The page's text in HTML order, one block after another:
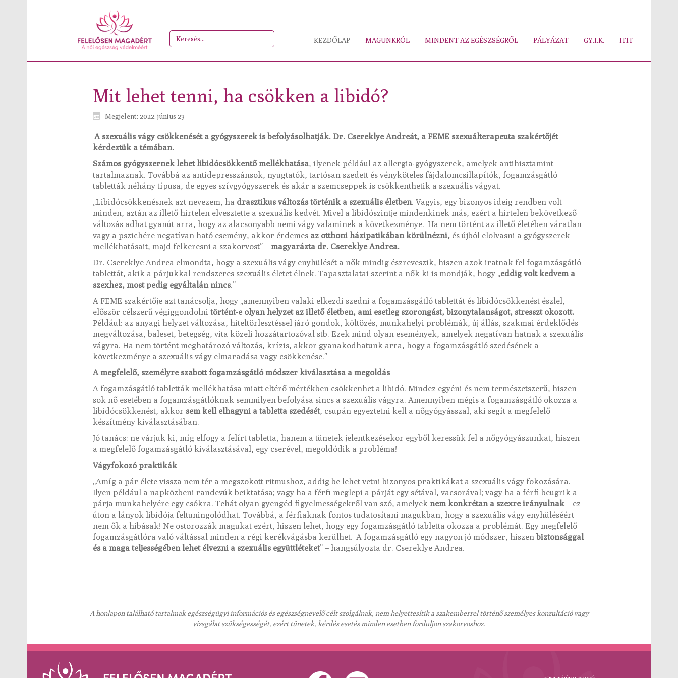
KEZDŐLAP MAGUNKRÓL MINDENT AZ EGÉSZSÉGRŐL PÁLYÁZAT GY.I.K. HTT
Mit lehet tenni, ha csökken a libidó?
Megjelent: 2022. június 23
A szexuális vágy csökkenését a gyógyszerek is befolyásolhatják. Dr. Csereklye Andreát, a FEME szexuálterapeuta szakértőjét
kérdeztük a témában.
Számos gyógyszernek lehet libidócsökkentő mellékhatása, ilyenek például az allergia-gyógyszerek, amelyek antihisztamint
tartalmaznak. Továbbá az antidepresszánsok, nyugtatók, tartósan szedett és vényköteles fájdalomcsillapítók, fogamzásgátló
tabletták néhány típusa, de egyes szívgyógyszerek és akár a szemcseppek is csökkenthetik a szexuális vágyat.
„Libidócsökkenésnek azt nevezem, ha drasztikus változás történik a szexuális életben. Vagyis, egy bizonyos ideig rendben volt
minden, aztán az illető hirtelen elvesztette a szexuális kedvét. Mivel a libidószintje mindenkinek más, ezért a hirtelen bekövetkező
változás adhat gyanút arra, hogy az alacsonyabb nemi vágy valaminek a következménye. Ha nem történt az illető életében váratlan
vagy a pszichére negatívan ható esemény, akkor érdemes az otthoni házipatikában körülnézni, és újból elolvasni a gyógyszerek
mellékhatásait, majd felkeresni a szakorvost” – magyarázta dr. Csereklye Andrea.
Dr. Csereklye Andrea elmondta, hogy a szexuális vágy enyhülését a nők mindig észreveszik, hiszen azok iratnak fel fogamzásgátló
tablettát, akik a párjukkal rendszeres szexuális életet élnek. Tapasztalatai szerint a nők ki is mondják, hogy „eddig volt kedvem a
szexhez, most pedig egyáltalán nincs.”
A FEME szakértője azt tanácsolja, hogy „amennyiben valaki elkezdi szedni a fogamzásgátló tablettát és libidócsökkenést észlel,
először célszerű végiggondolni történt-e olyan helyzet az illető életben, ami esetleg szorongást, bizonytalanságot, stresszt okozott.
Például: az anyagi helyzet változása, hiteltörlesztéssel járó gondok, költözés, munkahelyi problémák, új állás, szakmai érdeklődés
megváltozása, baleset, betegség, vita közeli hozzátartozóval stb. Ezek mind olyan események, amelyek negatívan hatnak a szexuális
vágyra. Ha nem történt meghatározó változás, krízis, akkor gyanakodhatunk arra, hogy a fogamzásgátló szedésének a
következménye a szexuális vágy elmaradása vagy csökkenése.”
A megfelelő, személyre szabott fogamzásgátló módszer kiválasztása a megoldás
A fogamzásgátló tabletták mellékhatása miatt eltérő mértékben csökkenhet a libidó. Mindez egyéni és nem természetszerű, hiszen
sok nő esetében a fogamzásgátlóknak semmilyen befolyása sincs a szexuális vágyra. Amennyiben mégis a fogamzásgátló okozza a
libidócsökkenést, akkor sem kell elhagyni a tabletta szedését, csupán egyeztetni kell a nőgyógyásszal, aki segít a megfelelő
készítmény kiválasztásában.
Jó tanács: ne várjuk ki, míg elfogy a felírt tabletta, hanem a tünetek jelentkezésekor egyből keressük fel a nőgyógyászunkat, hiszen
a megfelelő fogamzásgátló kiválasztásával, egy cserével, megoldódik a probléma!
Vágyfokozó praktikák
„Amíg a pár élete vissza nem tér a megszokott ritmushoz, addig be lehet vetni bizonyos praktikákat a szexuális vágy fokozására.
Ilyen például a napközbeni randevúk beiktatása; vagy ha a férfi meglepi a párját egy sétával, vacsorával; vagy ha a férfi beugrik a
párja munkahelyére egy csókra. Tehát olyan gyengéd figyelmességekről van szó, amelyek nem konkrétan a szexre irányulnak – ez
úton a lányok libidója feltuningolódhat. Továbbá, a férfiaknak fontos tudatosítani magukban, hogy a szexuális vágy enyhüléséért
nem ők a hibásak! Ne ostorozzák magukat ezért, hiszen lehet, hogy egy fogamzásgátló tabletta okozza a problémát. Egy megfelelő
fogamzásgátlóra való váltással minden a régi kerékvágásba kerülhet. A fogamzásgátló egy nagyon jó módszer, hiszen biztonsággal
és a maga teljességében lehet élvezni a szexuális együttléteket” – hangsúlyozta dr. Csereklye Andrea.
A honlapon található tartalmak egészségügyi információs és egészségnevelő célt szolgálnak, nem helyettesítik a szakemberrel történő személyes konzultáció vagy
vizsgálat szükségességét, ezért tünetek, kérdés esetés minden esetben forduljon szakorvoshoz.